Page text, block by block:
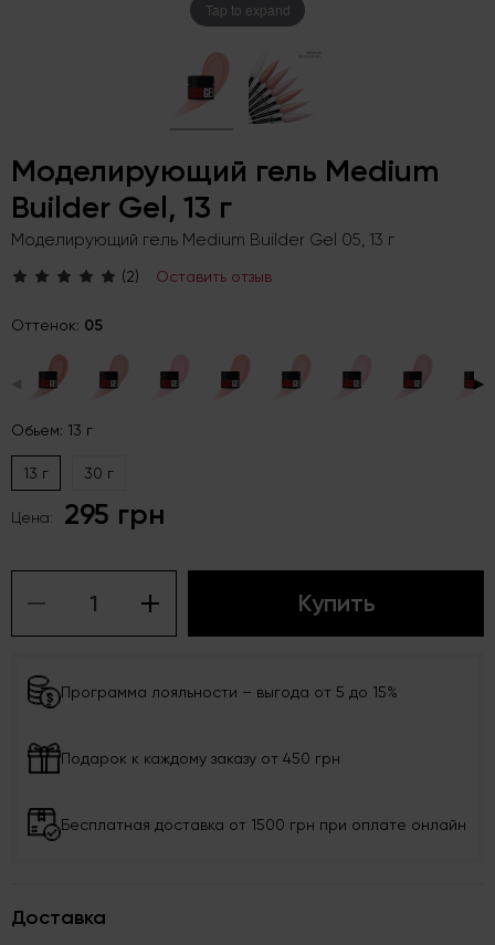
Tap to expand
Моделирующий гель Medium
Builder Gel, 13 г
Моделирующий гель Medium Builder Gel 05, 13 г
(2) Оставить отзыв
Оттенок: 05
▶
Обьем: 13 г
13 г 30 г
Цена: 295 грн
Купить
Программа лояльности – выгода от 5 до 15%
Подарок к каждому заказу от 450 грн
Бесплатная доставка от 1500 грн при оплате онлайн
Доставка